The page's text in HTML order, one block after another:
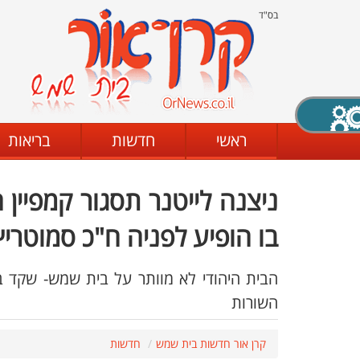
בס"ד
ראשי חדשות בריאות
ניצנה לייטנר תסגור
בו הופיע לפניה ח"כ
הבית היהודי לא מוותר על בית שמש- שקד
השורות
קרן אור חדשות בית שמש חדשות
X סגירה
מצב שחור - לבן קביעת ניגודיות